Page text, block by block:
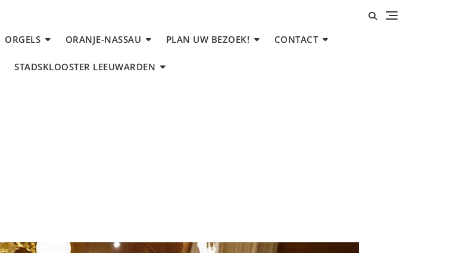
ORGELS ORANJE-NASSAU PLAN UW BEZOEK! CONTACT
STADSKLOOSTER LEEUWARDEN